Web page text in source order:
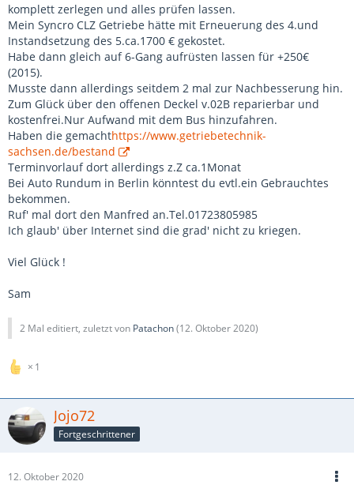
komplett zerlegen und alles prüfen lassen.
Mein Syncro CLZ Getriebe hätte mit Erneuerung des 4.und
Instandsetzung des 5.ca.1700 € gekostet.
Habe dann gleich auf 6-Gang aufrüsten lassen für +250€
(2015).
Musste dann allerdings seitdem 2 mal zur Nachbesserung hin.
Zum Glück über den offenen Deckel v.02B reparierbar und
kostenfrei.Nur Aufwand mit dem Bus hinzufahren.
Haben die gemachthttps://www.getriebetechnik-
sachsen.de/bestand
Terminvorlauf dort allerdings z.Z ca.1Monat
Bei Auto Rundum in Berlin könntest du evtl.ein Gebrauchtes
bekommen.
Ruf' mal dort den Manfred an.Tel.01723805985
Ich glaub' über Internet sind die grad' nicht zu kriegen.
Viel Glück !
Sam
2 Mal editiert, zuletzt von Patachon(12. Oktober 2020)
1
Jojo72
Fortgeschrittener
12. Oktober 2020